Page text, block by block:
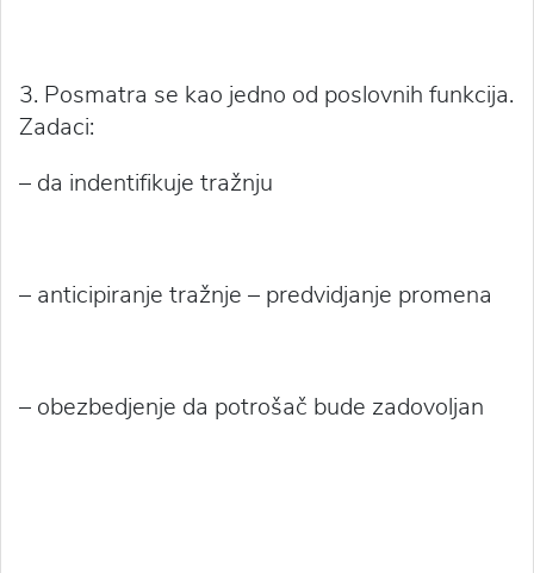
3. Posmatra se kao jedno od poslovnih funkcija.
Zadaci:
– da indentifikuje tražnju
– anticipiranje tražnje – predvidjanje promena
– obezbedjenje da potrošač bude zadovoljan